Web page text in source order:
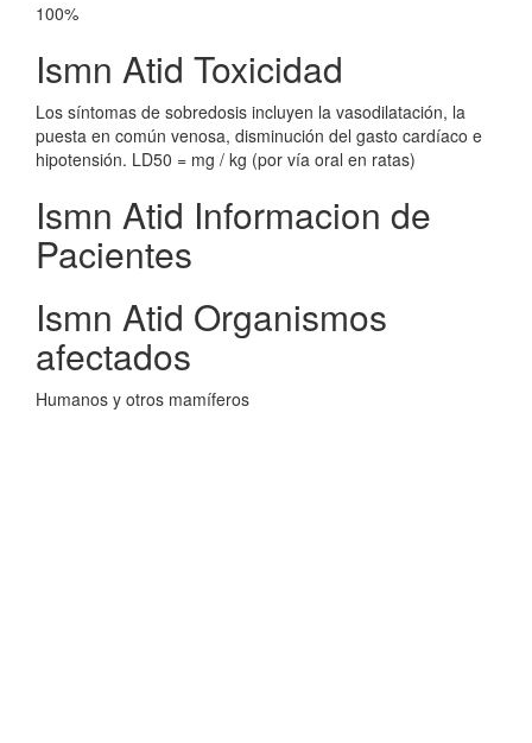
100%
Ismn Atid Toxicidad
Los síntomas de sobredosis incluyen la vasodilatación, la
puesta en común venosa, disminución del gasto cardíaco e
hipotensión. LD50 = mg / kg (por vía oral en ratas)
Ismn Atid Informacion de
Pacientes
Ismn Atid Organismos
afectados
Humanos y otros mamíferos